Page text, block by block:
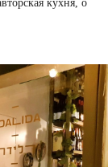
кухня, о